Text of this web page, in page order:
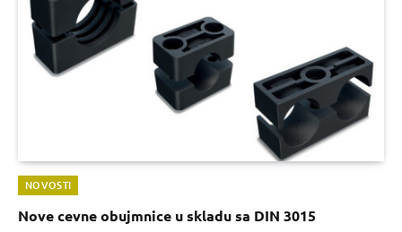
NOVOSTI
Nove cevne obujmnice u skladu sa DIN 3015